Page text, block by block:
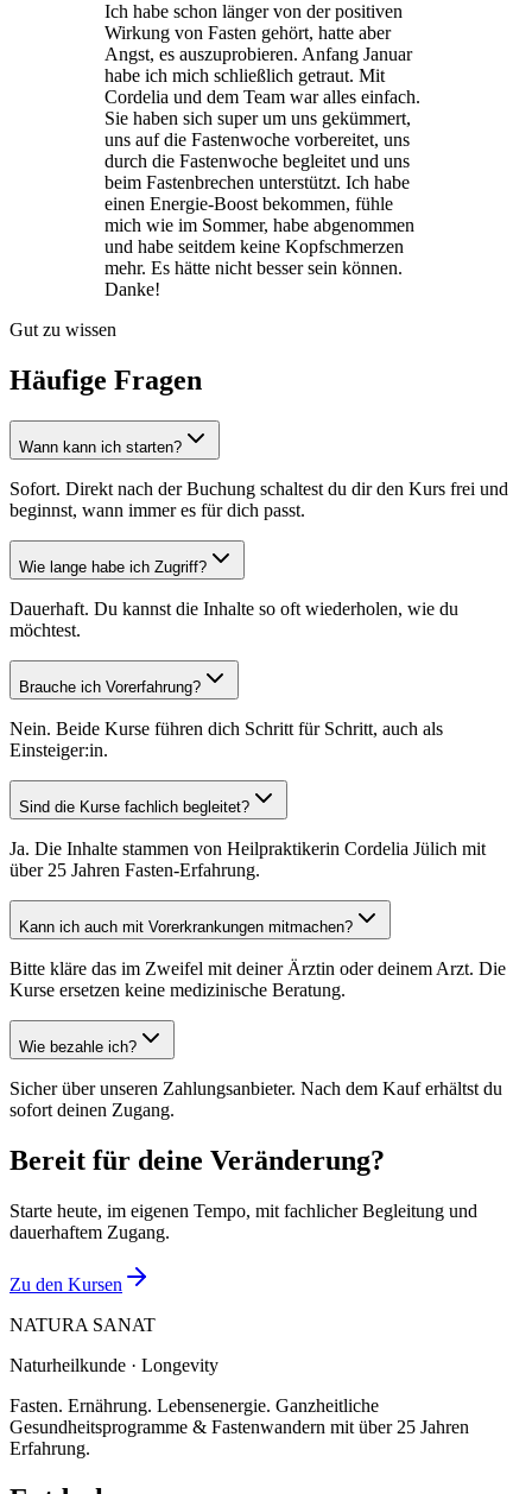
Ich habe schon länger von der positiven
Wirkung von Fasten gehört, hatte aber
Angst, es auszuprobieren. Anfang Januar
habe ich mich schließlich getraut. Mit
Cordelia und dem Team war alles einfach.
Sie haben sich super um uns gekümmert,
uns auf die Fastenwoche vorbereitet, uns
durch die Fastenwoche begleitet und uns
beim Fastenbrechen unterstützt. Ich habe
einen Energie-Boost bekommen, fühle
mich wie im Sommer, habe abgenommen
und habe seitdem keine Kopfschmerzen
mehr. Es hätte nicht besser sein können.
Danke!
Gut zu wissen
Häufige Fragen
Wann kann ich starten?
Sofort. Direkt nach der Buchung schaltest du dir den Kurs frei und
beginnst, wann immer es für dich passt.
Wie lange habe ich Zugriff?
Dauerhaft. Du kannst die Inhalte so oft wiederholen, wie du
möchtest.
Brauche ich Vorerfahrung?
Nein. Beide Kurse führen dich Schritt für Schritt, auch als
Einsteiger:in.
Sind die Kurse fachlich begleitet?
Ja. Die Inhalte stammen von Heilpraktikerin Cordelia Jülich mit
über 25 Jahren Fasten-Erfahrung.
Kann ich auch mit Vorerkrankungen mitmachen?
Bitte kläre das im Zweifel mit deiner Ärztin oder deinem Arzt. Die
Kurse ersetzen keine medizinische Beratung.
Wie bezahle ich?
Sicher über unseren Zahlungsanbieter. Nach dem Kauf erhältst du
sofort deinen Zugang.
Bereit für deine Veränderung?
Starte heute, im eigenen Tempo, mit fachlicher Begleitung und
dauerhaftem Zugang.
Zu den Kursen
NATURA SANAT
Naturheilkunde · Longevity
Fasten. Ernährung. Lebensenergie. Ganzheitliche
Gesundheitsprogramme & Fastenwandern mit über 25 Jahren
Erfahrung.